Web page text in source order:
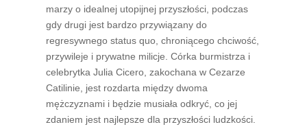
marzy o idealnej utopijnej przyszłości, podczas
gdy drugi jest bardzo przywiązany do
regresywnego status quo, chroniącego chciwość,
przywileje i prywatne milicje. Córka burmistrza i
celebrytka Julia Cicero, zakochana w Cezarze
Catilinie, jest rozdarta między dwoma
mężczyznami i będzie musiała odkryć, co jej
zdaniem jest najlepsze dla przyszłości ludzkości.